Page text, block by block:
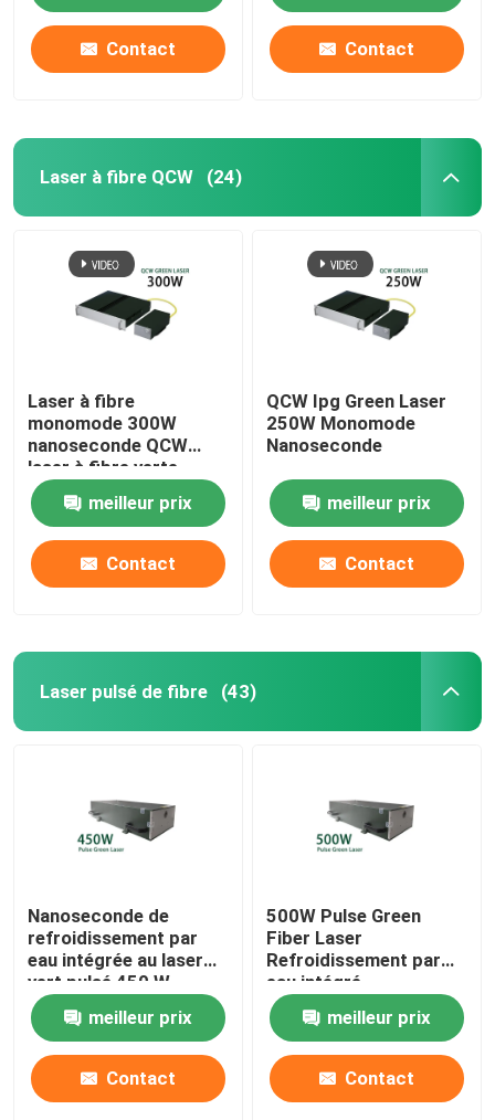
Contact Contact
Laser à fibre QCW (24)
Laser à fibre
monomode 300W
nanoseconde QCW
laser à fibre verte
meilleur prix
Contact
QCW Ipg Green Laser
250W Monomode
Nanoseconde
meilleur prix
Contact
Laser pulsé de fibre (43)
Nanoseconde de
refroidissement par
eau intégrée au laser
vert pulsé 450 W
meilleur prix
Contact
500W Pulse Green
Fiber Laser
Refroidissement par
eau intégré
Nanoseconde
meilleur prix
Contact